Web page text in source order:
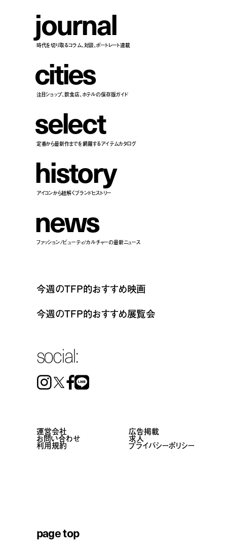
journal
時代を切り取るコラム、対談、ポートレート連載
cities
注目ショップ、飲食店、ホテルの保存版ガイド
select
定番から最新作までを網羅するアイテムカタログ
history
アイコンから紐解くブランドヒストリー
news
ファッション/ビューティ/カルチャーの最新ニュース
今週のTFP的おすすめ映画
今週のTFP的おすすめ展覧会
social:
Instagram FacebookLine
運営会社 広告掲載
お問い合わせ 求人
利用規約 プライバシーポリシー
page top